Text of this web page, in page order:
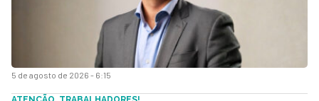
5 de agosto de 2026 - 6:15